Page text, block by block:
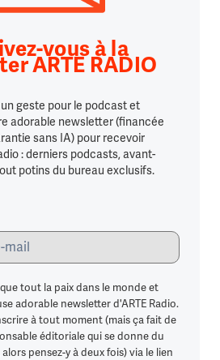
vous à la
ARTE RADIO
geste pour le podcast et
adorable newsletter (financée
sans IA) pour recevoir
: derniers podcasts, avant-
potins du bureau exclusifs.
tout la paix dans le monde et
adorable newsletter d'ARTE Radio.
à tout moment (mais ça fait de
éditoriale qui se donne du
pensez-y à deux fois) via le lien